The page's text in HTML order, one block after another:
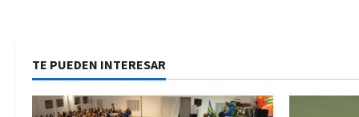
TE PUEDEN INTERESAR